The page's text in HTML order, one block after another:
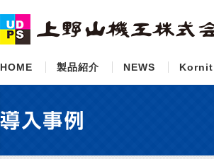
HOME 製品紹介 NEWS Kornit